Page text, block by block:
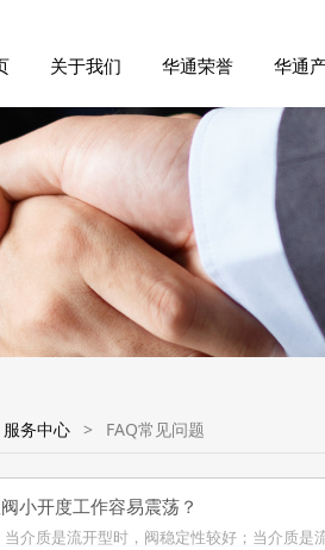
关于我们 华通荣誉 华通
服务中心 > FAQ常见问题
小开度工作容易震荡？
介质是流开型时，阀稳定性较好；当介质